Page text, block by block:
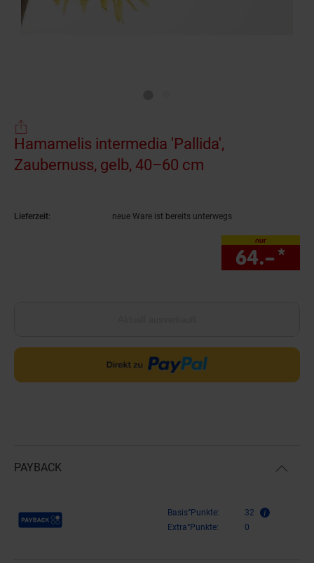
Hamamelis intermedia 'Pallida',
Zaubernuss, gelb, 40–60 cm
Lieferzeit: neue Ware ist bereits unterwegs
nur
64.–*
PAYBACK
Payback Punkte Basis°Punkte:
32
Extra°Punkte:
0